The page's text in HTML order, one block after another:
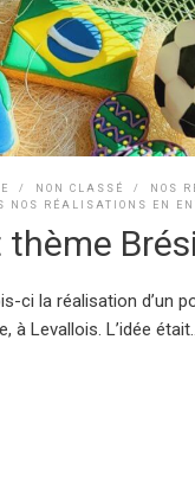
/ NON CLASSÉ / NOS
NOS RÉALISATIONS EN
ci la réalisation d’un
à Levallois. L’idée